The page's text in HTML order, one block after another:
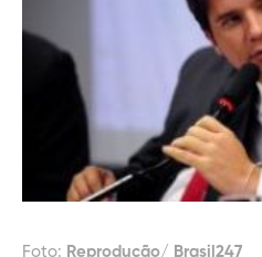
Foto: Reprodução/ Brasil247